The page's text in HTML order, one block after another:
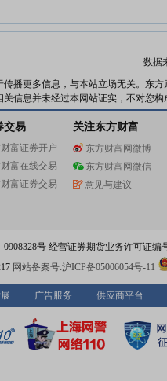
数据
播更多信息，与本站立场无关。东
信息并未经过本网站证实，不对您
交易
富证券开户
富在线交易
富证券交易
关注东方财富
东方财富网微博
东方财富网微信
意见与建议
号 经营证券期货业务许可证编
网站备案号:沪ICP备05006054号-11
广告服务 供应商平台